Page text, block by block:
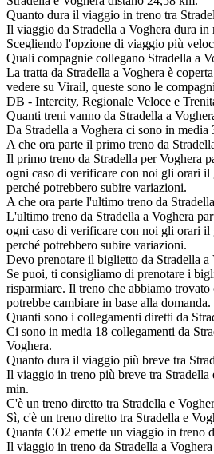
Quanto dura il viaggio in treno tra
Il viaggio da Stradella a Voghera dura in
Scegliendo l'opzione di viaggio più
Quali compagnie collegano Stradella a
La tratta da Stradella a Voghera è
vedere su Virail, queste sono le
DB - Intercity, Regionale Veloce e
Quanti treni vanno da Stradella a
Da Stradella a Voghera ci sono in
A che ora parte il primo treno da
Il primo treno da Stradella per Voghera
ogni caso di verificare con noi gli orari il
perché potrebbero subire variazioni.
A che ora parte l'ultimo treno da
L'ultimo treno da Stradella a Voghera
ogni caso di verificare con noi gli orari il
perché potrebbero subire variazioni.
Devo prenotare il biglietto da Stradella a
Se puoi, ti consigliamo di prenotare i
risparmiare. Il treno che abbiamo
potrebbe cambiare in base alla domanda.
Quanti sono i collegamenti diretti da
Ci sono in media 18 collegamenti da
Voghera.
Quanto dura il viaggio più breve tra
Il viaggio in treno più breve tra Stradella
min.
C'è un treno diretto tra Stradella e
Sì, c'è un treno diretto tra Stradella e
Quanta CO2 emette un viaggio in treno
Il viaggio in treno da Stradella a